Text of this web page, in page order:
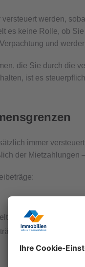
werden,
es keine Rolle, ob
und
die Sie durch die
ist es
immer
der Mietzahlungen
Freibetrag)
wie folgt: